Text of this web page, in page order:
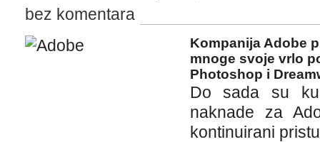
bez komentara
Kompanija Adobe
mnoge svoje vrlo
Photoshop i
Do sada su
naknade za
kontinuirani